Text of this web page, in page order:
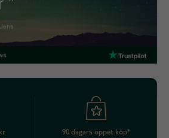
90 dagars öppet köp*